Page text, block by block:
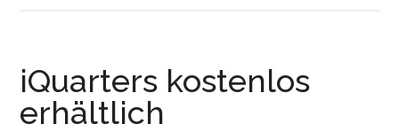
iQuarters kostenlos
erhältlich